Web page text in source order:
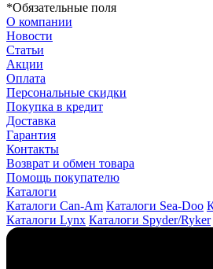
*Обязательные поля
О компании
Новости
Статьи
Акции
Оплата
Персональные скидки
Покупка в кредит
Доставка
Гарантия
Контакты
Возврат и обмен товара
Помощь покупателю
Каталоги
Каталоги Can-Am Каталоги Sea-Doo
Каталоги Lynx Каталоги Spyder/Ryker